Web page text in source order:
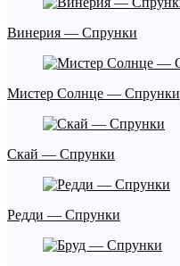
Винерия — Спрунки
Мистер Солнце — Спрунки
Скай — Спрунки
Редди — Спрунки